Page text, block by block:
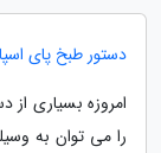
دستور طبخ پای
امروزه بسیاری از
را می توان به